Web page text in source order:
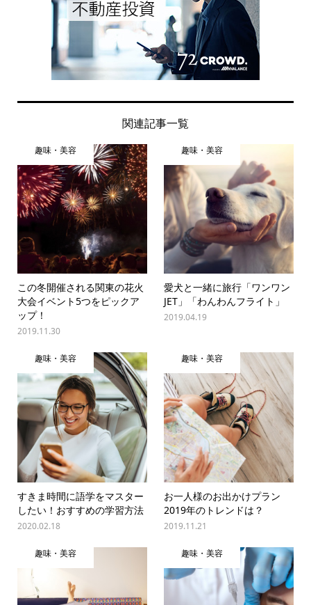
関連記事一覧
趣味・美容
この冬開催される関東の花火
大会イベント5つをピックア
ップ！
2019.11.30
趣味・美容
愛犬と一緒に旅行「ワンワン
JET」「わんわんフライト」
2019.04.19
趣味・美容
すきま時間に語学をマスター
したい！おすすめの学習方法
2020.02.18
趣味・美容
お一人様のお出かけプラン
2019年のトレンドは？
2019.11.21
趣味・美容 趣味・美容